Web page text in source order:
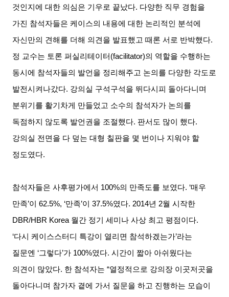
것인지에 대한 의심은 기우로 끝났다. 다양한 직무 경험을
가진 참석자들은 케이스의 내용에 대한 논리적인 분석에
자신만의 견해를 더해 의견을 발표했고 때론 서로 반박했다.
정 교수는 토론 퍼실리테이터 (facilitator)의 역할을 수행하는
동시에 참석자들의 발언을 정리해주고 논의를 다양한 각도로
발전시켜나갔다. 강의실 구석구석을 뛰다시피 돌아다니며
분위기를 활기차게 만들었고 소수의 참석자가 논의를
독점하지 않도록 발언권을 조절했다. 판서도 많이 했다.
강의실 전면을 다 덮는 대형 칠판을 몇 번이나 지워야 할
정도였다.
참석자들은 사후평가에서 100%의 만족도를 보였다. ‘매우
만족’이 62.5%, ‘만족’이 37.5%였다. 2014년 2월 시작한
DBR/HBR Korea 월간 정기 세미나 사상 최고 평점이다.
‘다시 케이스스터디 특강이 열리면 참석하겠는가’라는
질문엔
‘그렇다’가 100%였다.시간이 짧아 아쉬웠다는
의견이 많았다. 한 참석자는 “열정적으로 강의장 이곳저곳을
돌아다니며 참가자 곁에 가서 질문을 하고 진행하는 모습이